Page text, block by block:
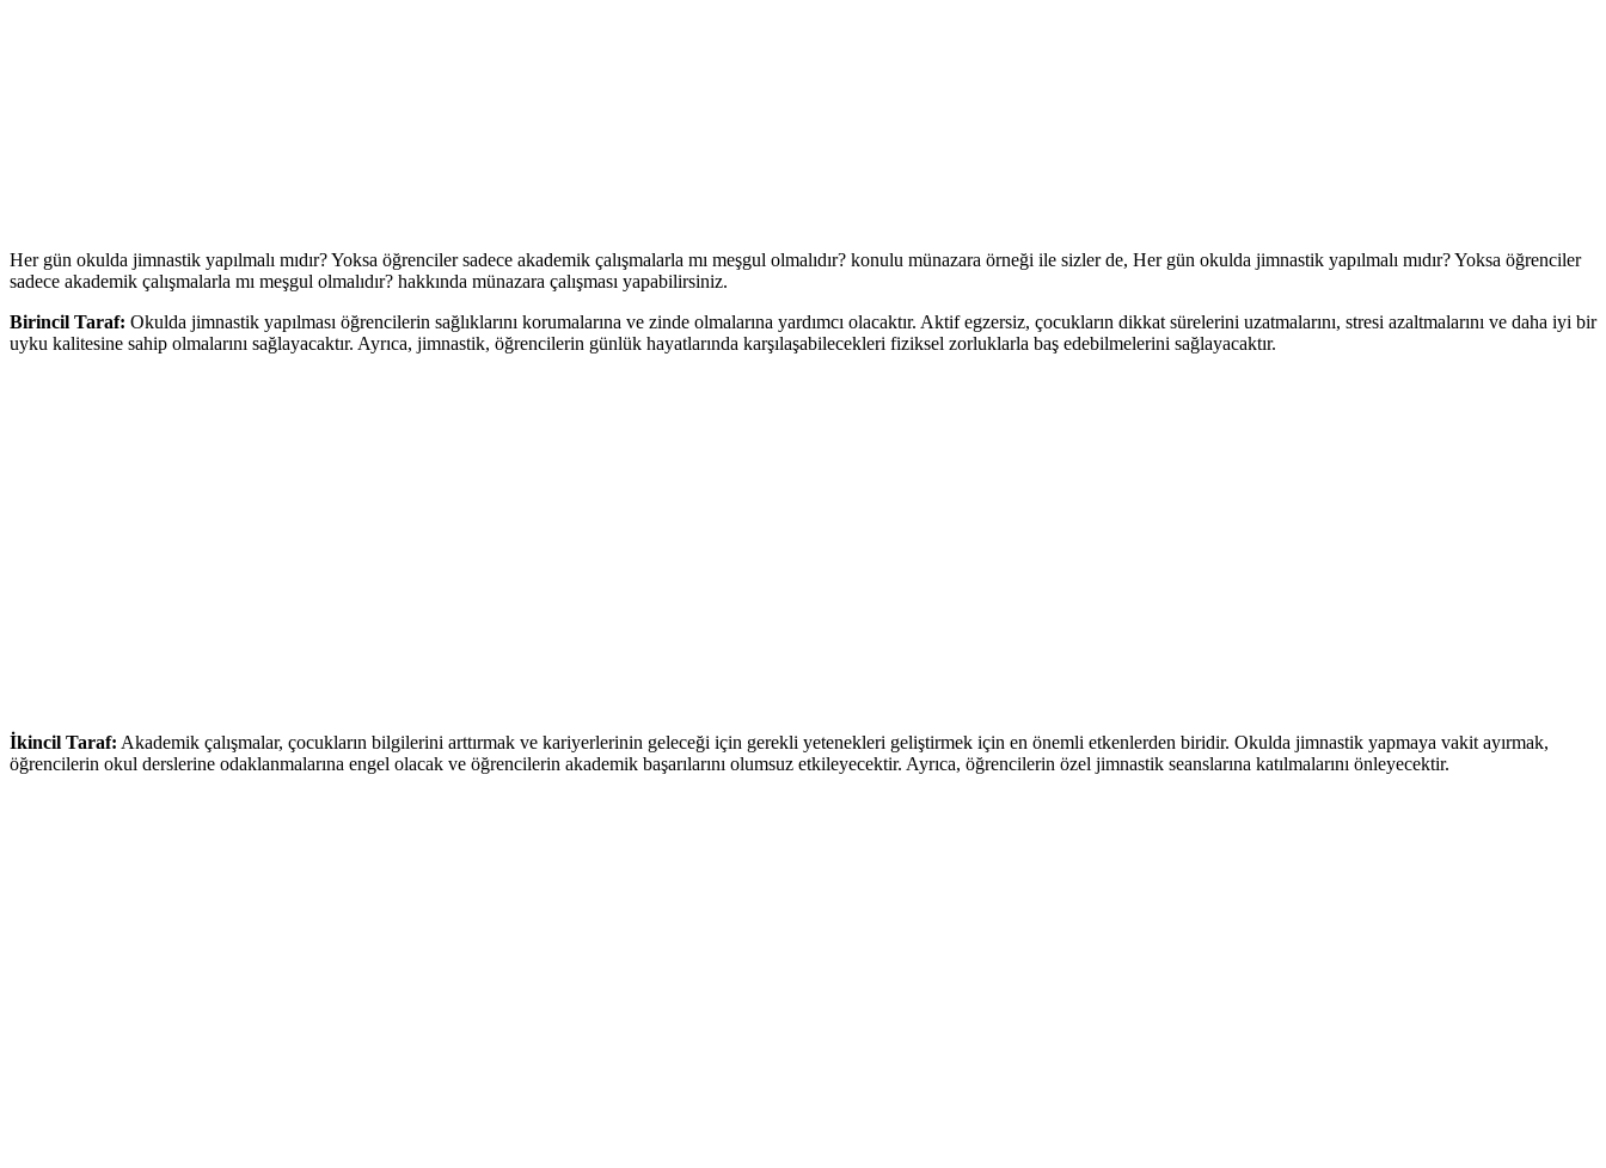
Her gün okulda jimnastik yapılmalı mıdır? Yoksa öğrenciler sadece akademik çalışmalarla mı meşgul olmalıdır? konulu münazara örneği ile sizler de, Her gün okulda jimnastik yapılmalı mıdır? Yoksa öğrenciler
sadece akademik çalışmalarla mı meşgul olmalıdır? hakkında münazara çalışması yapabilirsiniz.
Birincil Taraf: Okulda jimnastik yapılması öğrencilerin sağlıklarını korumalarına ve zinde olmalarına yardımcı olacaktır. Aktif egzersiz, çocukların dikkat sürelerini uzatmalarını, stresi azaltmalarını ve daha iyi bir
uyku kalitesine sahip olmalarını sağlayacaktır. Ayrıca, jimnastik, öğrencilerin günlük hayatlarında karşılaşabilecekleri fiziksel zorluklarla baş edebilmelerini sağlayacaktır.
İkincil Taraf: Akademik çalışmalar, çocukların bilgilerini arttırmak ve kariyerlerinin geleceği için gerekli yetenekleri geliştirmek için en önemli etkenlerden biridir. Okulda jimnastik yapmaya vakit ayırmak,
öğrencilerin okul derslerine odaklanmalarına engel olacak ve öğrencilerin akademik başarılarını olumsuz etkileyecektir. Ayrıca, öğrencilerin özel jimnastik seanslarına katılmalarını önleyecektir.